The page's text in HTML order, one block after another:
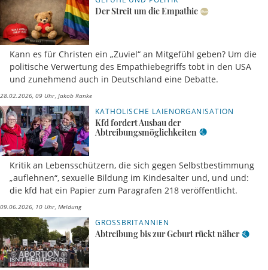
Der Streit um die Empathie
Kann es für Christen ein „Zuviel“ an Mitgefühl geben? Um die
politische Verwertung des Empathiebegriffs tobt in den USA
und zunehmend auch in Deutschland eine Debatte.
28.02.2026, 09 Uhr Jakob Ranke
KATHOLISCHE LAIENORGANISATION
Kfd fordert Ausbau der
Abtreibungsmöglichkeiten
Kritik an Lebensschützern, die sich gegen Selbstbestimmung
„auflehnen“, sexuelle Bildung im Kindesalter und, und und:
die kfd hat ein Papier zum Paragrafen 218 veröffentlicht.
09.06.2026, 10 Uhr Meldung
GROSSBRITANNIEN
Abtreibung bis zur Geburt rückt näher